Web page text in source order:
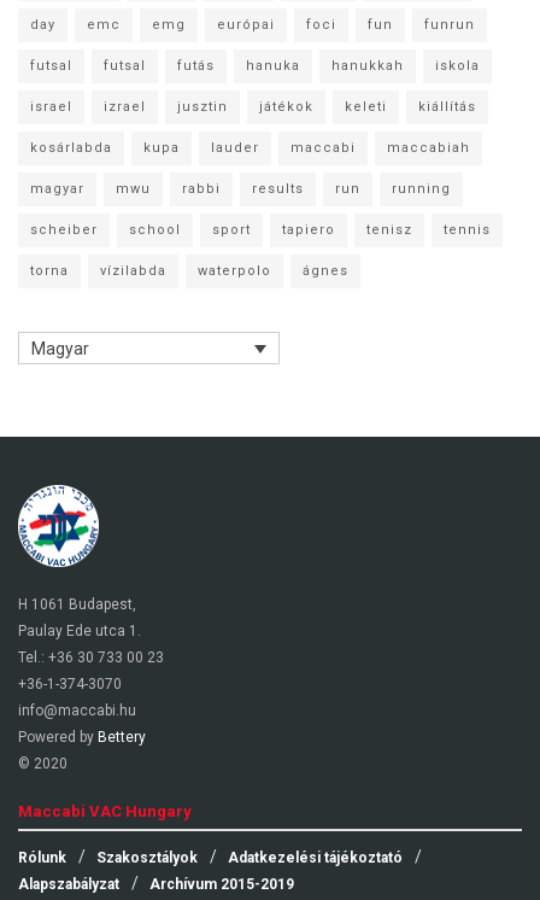
day emc emg európai foci fun funrun
futsal futsal futás hanuka hanukkah iskola
israel izrael jusztin játékok keleti kiállítás
kosárlabda kupa lauder maccabi maccabiah
magyar mwu rabbi results run running
scheiber school sport tapiero tenisz tennis
torna vízilabda waterpolo ágnes
Magyar
H 1061 Budapest,
Paulay Ede utca 1.
Tel.: +36 30 733 00 23
+36-1-374-3070
info@maccabi.hu
Powered by Bettery
© 2020
Maccabi VAC Hungary
Rólunk Szakosztályok
Adatkezelési tájékoztató
Alapszabályzat
Archívum 2015-2019